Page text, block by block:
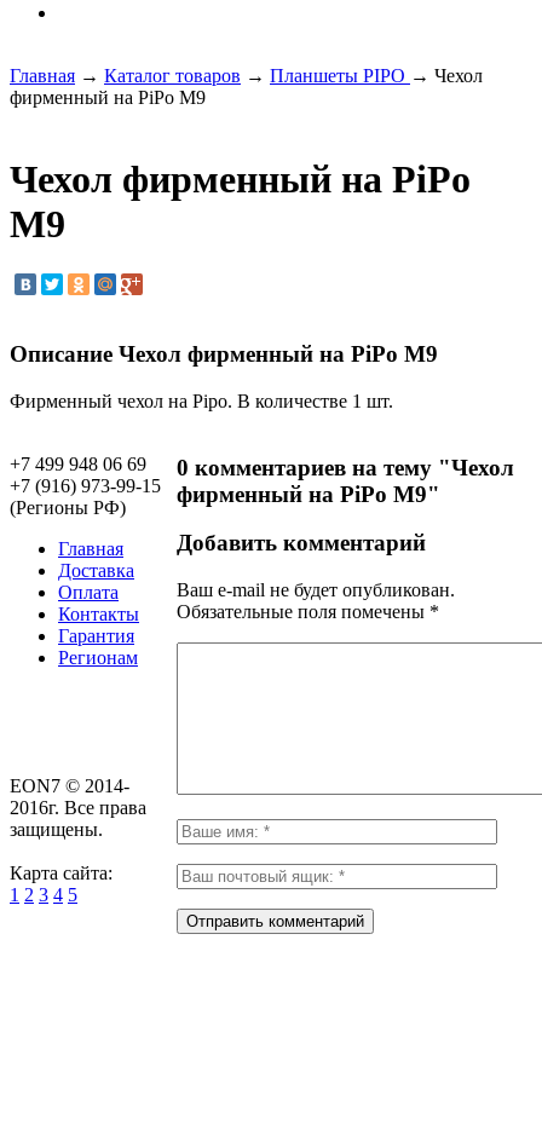
Главная → Каталог товаров → Планшеты PIPO → Чехол
фирменный на PiPo M9
Чехол фирменный на PiPo
M9
Описание Чехол фирменный на PiPo M9
Фирменный чехол на Pipo. В количестве 1 шт.
0 комментариев на тему "Чехол
фирменный на PiPo M9"
Добавить комментарий
Ваш e-mail не будет опубликован.
Обязательные поля помечены *
+7 499 948 06 69
+7 (916) 973-99-15
(Регионы РФ)
Главная
Доставка
Оплата
Контакты
Гарантия
Регионам
EON7 © 2014-
2016г. Все права
защищены.
Карта сайта:
1 2 3 4 5